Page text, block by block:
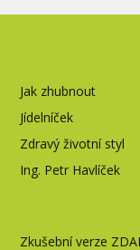
Jak zhubnout
Jídelníček
Zdravý životní styl
Ing. Petr Havlíček
Zkušební verze